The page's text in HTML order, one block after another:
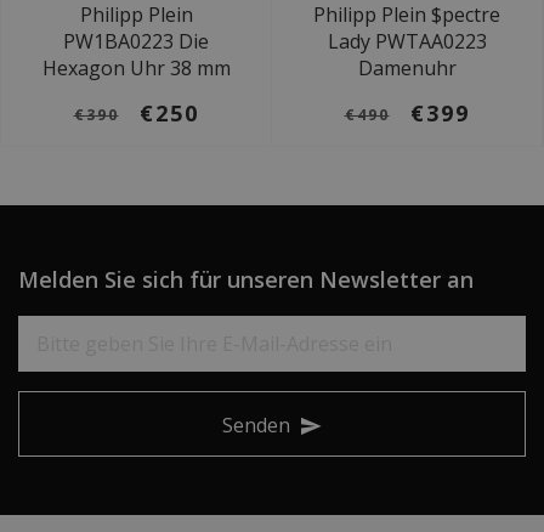
Philipp Plein
PW1BA0223 Die
Hexagon Uhr 38 mm
€390 €250
Philipp Plein $pectre
Lady PWTAA0223
Damenuhr
€490 €399
Melden Sie sich für unseren Newsletter an
Senden